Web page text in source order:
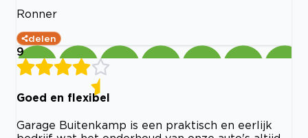
Ronner
delen
9
Goed en flexibel
Garage Buitenkamp is een praktisch en eerlijk